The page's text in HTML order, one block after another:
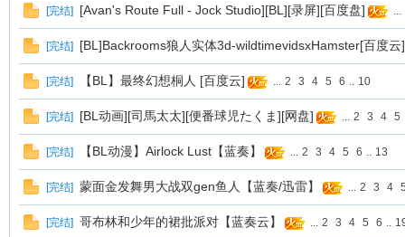
[完结] [Avan's Route Full - Jock Studio][BL][录屏][百度盘] ...
[完结] [BL]Backrooms狼人实体3d-wildtimevidsxHamster[百度云]
[完结] 【BL】最终幻想桐人 [百度云] ... 2 3 4 5 6 .. 10
[完结] [BL动画][司馬太太][便番球児たくま][网盘] ... 2 3 4 5
[完结] 【BL动漫】Airlock Lust【蓝奏】 ... 2 3 4 5 6 .. 13
[完结] 蒙面金发舞男大战双gen鱼人【蓝奏/迅雷】 ... 2 3 4
[完结] 哥布林和少年的裙批派对【蓝奏云】 ... 2 3 4 5 6 ..